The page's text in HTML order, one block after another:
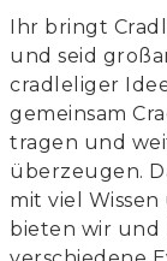
Ihr bringt
und seid
cradleliger
gemeinsam
tragen und
überzeugen.
mit viel
bieten wir und